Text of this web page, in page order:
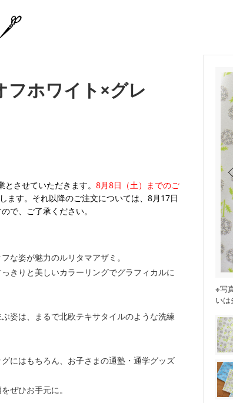
※写
いは
フホワイト×グレ
させていただきます。 8月8日（土）までのご
ます。それ以降のご注文については、8月17日
で、ご了承ください。
な姿が魅力のルリタマアザミ。
きりと美しいカラーリングでグラフィカルに
姿は、まるで北欧テキサタイルのような洗練
にはもちろん、お子さまの通塾・通学グッズ
ぜひお手元に。